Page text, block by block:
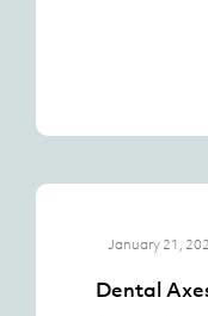
January 21,
Dental